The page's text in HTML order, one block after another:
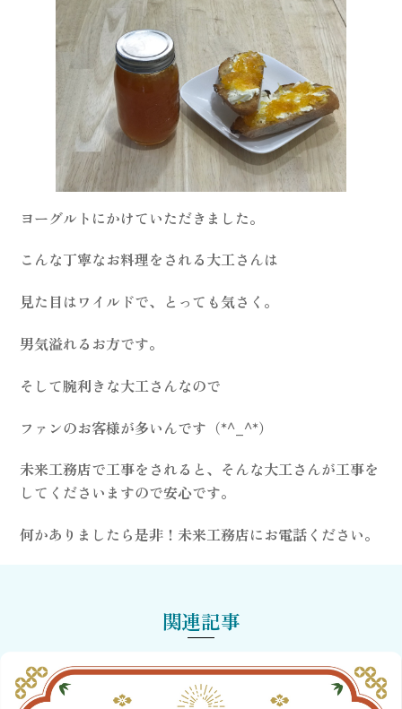
ヨーグルトにかけていただきました。
こんな丁寧なお料理をされる大工さんは
見た目はワイルドで、とっても気さく。
男気溢れるお方です。
そして腕利きな大工さんなので
ファンのお客様が多いんです（*^_^*）
未来工務店で工事をされると、そんな大工さんが工事を
してくださいますので安心です。
何かありましたら是非！未来工務店にお電話ください。
関連記事